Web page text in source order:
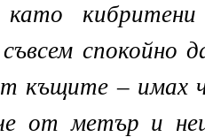
спокойно
къщите – имах
от метър и